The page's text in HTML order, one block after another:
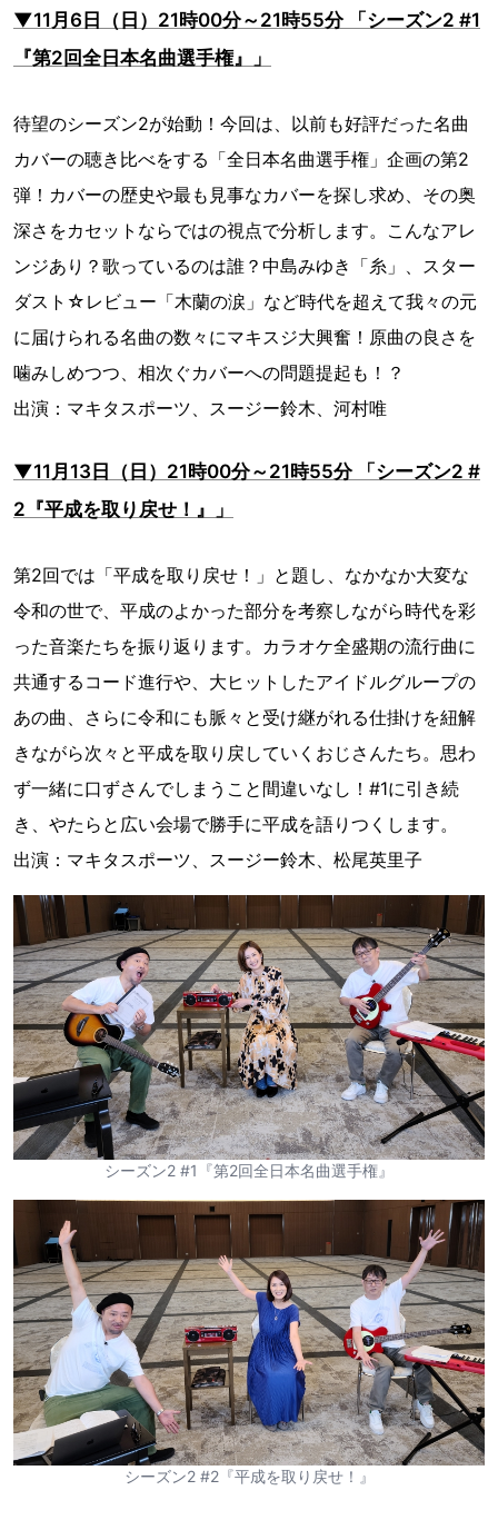
▼11月6日（日）21時00分～21時55分 「シーズン2 #1
『第2回全日本名曲選手権』」
待望のシーズン2が始動！今回は、以前も好評だった名曲
カバーの聴き比べをする「全日本名曲選手権」企画の第2
弾！カバーの歴史や最も見事なカバーを探し求め、その奥
深さをカセットならではの視点で分析します。こんなアレ
ンジあり？歌っているのは誰？中島みゆき「糸」、スター
ダスト☆レビュー「木蘭の涙」など時代を超えて我々の元
に届けられる名曲の数々にマキスジ大興奮！原曲の良さを
噛みしめつつ、相次ぐカバーへの問題提起も！？
出演：マキタスポーツ、スージー鈴木、河村唯
▼11月13日（日）21時00分～21時55分 「シーズン2 #
2『平成を取り戻せ！』」
第2回では「平成を取り戻せ！」と題し、なかなか大変な
令和の世で、平成のよかった部分を考察しながら時代を彩
った音楽たちを振り返ります。カラオケ全盛期の流行曲に
共通するコード進行や、大ヒットしたアイドルグループの
あの曲、さらに令和にも脈々と受け継がれる仕掛けを紐解
きながら次々と平成を取り戻していくおじさんたち。思わ
ず一緒に口ずさんでしまうこと間違いなし！#1に引き続
き、やたらと広い会場で勝手に平成を語りつくします。
出演：マキタスポーツ、スージー鈴木、松尾英里子
シーズン2 #1『第2回全日本名曲選手権』
シーズン2 #2『平成を取り戻せ！』